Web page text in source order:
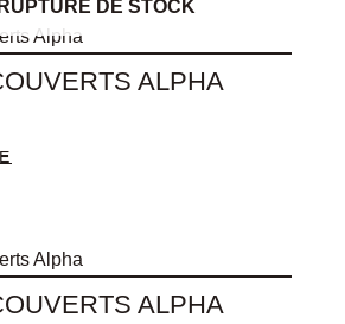
plus
récent
au
ancien
DE STOCK
ALPHA
ALPHA